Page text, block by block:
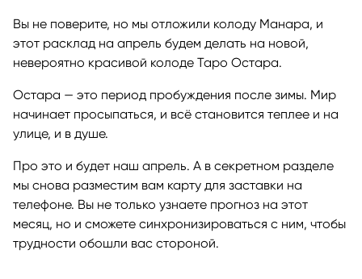
Вы не поверите, но мы отложили колоду Манара, и
этот расклад на апрель будем делать на новой,
невероятно красивой колоде Таро Остара.
Остара — это период пробуждения после зимы. Мир
начинает просыпаться, и всё становится теплее и на
улице, и в душе.
Про это и будет наш апрель. А в секретном разделе
мы снова разместим вам карту для заставки на
телефоне. Вы не только узнаете прогноз на этот
месяц, но и сможете синхронизироваться с ним, чтобы
трудности обошли вас стороной.